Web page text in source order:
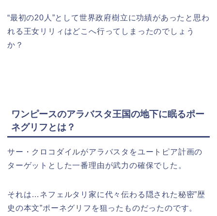
“最初の20人”として世界政府樹立に功績があったと思わ
れる王女リリィはどこへ行ってしまったのでしょう
か？
ワンピースのアラバスタ王国の地下に眠るポー
ネグリフとは？
サー・クロコダイルがアラバスタをユートピア計画の
ターゲットとした一番理由が武力の確保でした。
それは…ネフェルタリ家に代々伝わる隠された秘密”歴
史の本文”ポーネグリフを狙ったものだったのです。